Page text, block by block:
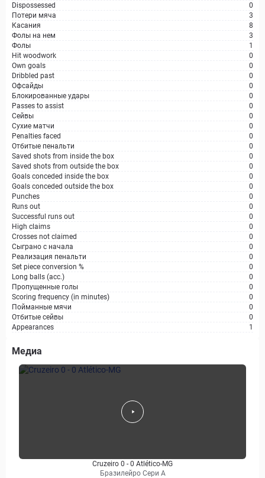
Dispossessed
0
Потери мяча
3
Касания
8
Фолы на нем
3
Фолы
1
Hit woodwork
0
Own goals
0
Dribbled past
0
Офсайды
0
Блокированные удары
0
Passes to assist
0
Сейвы
0
Сухие матчи
0
Penalties faced
0
Отбитые пенальти
0
Saved shots from inside the box
0
Saved shots from outside the box
0
Goals conceded inside the box
0
Goals conceded outside the box
0
Punches
0
Runs out
0
Successful runs out
0
High claims
0
Crosses not claimed
0
Сыграно с начала
0
Реализация пенальти
0
Set piece conversion %
0
Long balls (acc.)
0
Пропущенные голы
0
Scoring frequency (in minutes)
0
Пойманные мячи
0
Отбитые сейвы
0
Appearances
1
Медиа
Cruzeiro 0 - 0 Atlético-MG
Бразилейро Сери A